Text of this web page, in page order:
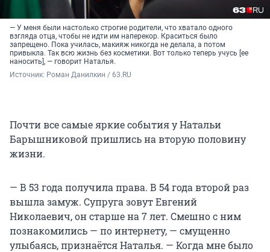
— У меня были настолько строгие родители, что хватало одного
взгляда отца, чтобы не идти им наперекор. Краситься было
запрещено. Пока училась, макияж никогда не делала, а потом
привыкла. Так всю жизнь без косметики. Вот только теперь учусь [ее
наносить], — говорит Наталья.
Источник: Роман Данилкин / 63.RU
Почти все самые яркие события у Натальи
Барышниковой пришлись на вторую половину
жизни.
— В 53 года получила права. В 54 года второй раз
вышла замуж. Супруга зовут Евгений
Николаевич, он старше на 7 лет. Смешно с ним
познакомились — по интернету, — смущенно
улыбаясь, признаётся Наталья. — Когда мне было